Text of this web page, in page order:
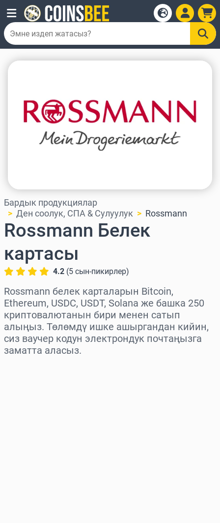
Бардык продукциялар
Ден соолук, СПА & Сулуулук
Rossmann
Rossmann Белек
картасы
4.2 (5 сын-пикирлер)
Rossmann белек карталарын Bitcoin,
Ethereum, USDC, USDT, Solana же башка 250
криптовалютанын бири менен сатып
алыңыз. Төлөмдү ишке ашыргандан кийин,
сиз ваучер кодун электрондук почтаңызга
заматта аласыз.